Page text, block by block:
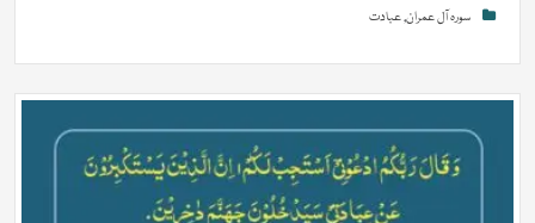
سورہ آل عمران,عبادت